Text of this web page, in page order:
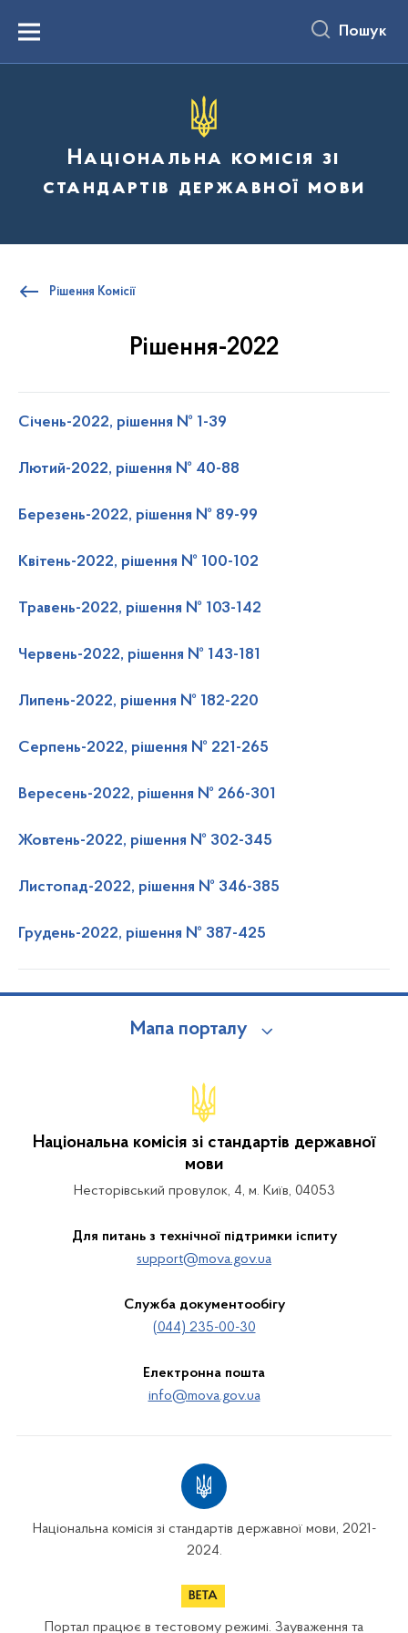
вмістуMenu Пошук
Національна комісія зі
стандартів державної мови
Рішення Комісії
Рішення-2022
Січень-2022, рішення № 1-39
Лютий-2022, рішення № 40-88
Березень-2022, рішення № 89-99
Квітень-2022, рішення № 100-102
Травень-2022, рішення № 103-142
Червень-2022, рішення № 143-181
Липень-2022, рішення № 182-220
Серпень-2022, рішення № 221-265
Вересень-2022, рішення № 266-301
Жовтень-2022, рішення № 302-345
Листопад-2022, рішення № 346-385
Грудень-2022, рішення № 387-425
Мапа порталу
Національна комісія зі стандартів державної
мови
Несторівський провулок, 4, м. Київ, 04053
Для питань з технічної підтримки іспиту
support@mova.gov.ua
Служба документообігу
(044) 235-00-30
Електронна пошта
info@mova.gov.ua
Національна комісія зі стандартів державної мови, 2021-
2024.
Портал працює в тестовому режимі. Зауваження та